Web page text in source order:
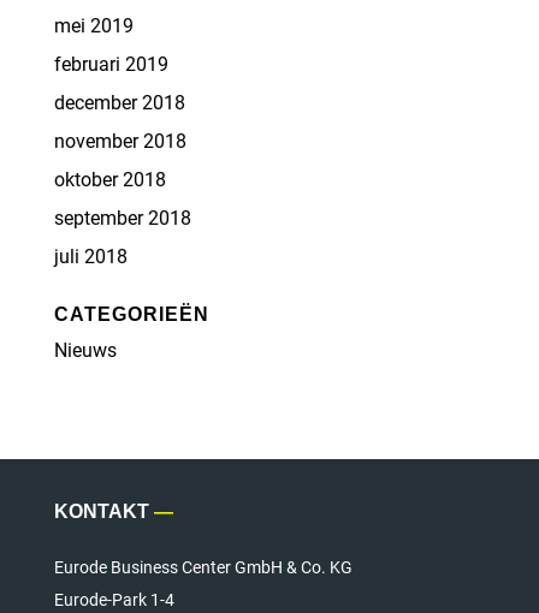
mei 2019
februari 2019
december 2018
november 2018
oktober 2018
september 2018
juli 2018
CATEGORIEËN
Nieuws
KONTAKT —
Eurode Business Center GmbH & Co. KG
Eurode-Park 1-4